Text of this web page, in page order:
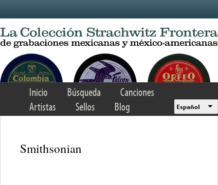
Inicio Búsqueda
Canciones
Artistas
Sellos Blog Español
Smithsonian